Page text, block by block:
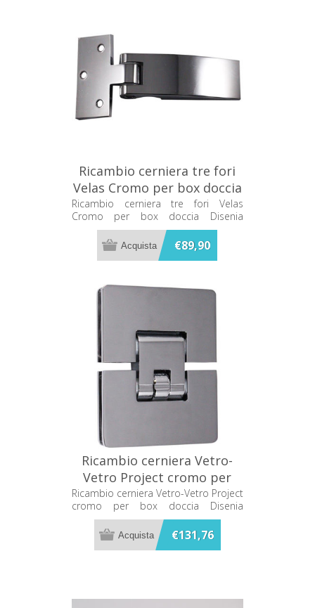
Ricambio cerniera tre fori
Velas Cromo per box doccia
Disenia RCVLCN-C
Ricambio cerniera tre fori Velas
Cromo per box doccia Disenia
RCVLCN-C
€89,90
Ricambio cerniera Vetro-
Vetro Project cromo per
box doccia Disenia RCPJVV-C
Ricambio cerniera Vetro-Vetro Project
cromo per box doccia Disenia
RCPJVV-C
€131,76